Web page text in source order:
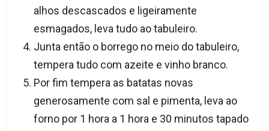
alhos descascados e ligeiramente
esmagados, leva tudo ao tabuleiro.
Junta então o borrego no meio do tabuleiro,
tempera tudo com azeite e vinho branco.
Por fim tempera as batatas novas
generosamente com sal e pimenta, leva ao
forno por 1 hora a 1 hora e 30 minutos tapado